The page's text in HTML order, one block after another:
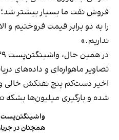
فروش نفت ما بسیار بیشتر
را به دو برابر قیمت فروختیم
نداریم.»
تصاویر ماهواره‌ای و داده‌های
اخیر دست‌کم پنج نفتکش خالی
شده و بارگیری میلیون‌ها بشکه
واشینگتن‌پست:
همچنان در